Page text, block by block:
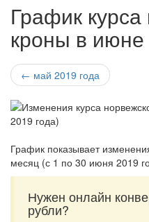
График
кроны в июне
← май 2019 года
График показывает
месяц (с 1 по 30 июня 2019
Нужен онлайн
рубли?